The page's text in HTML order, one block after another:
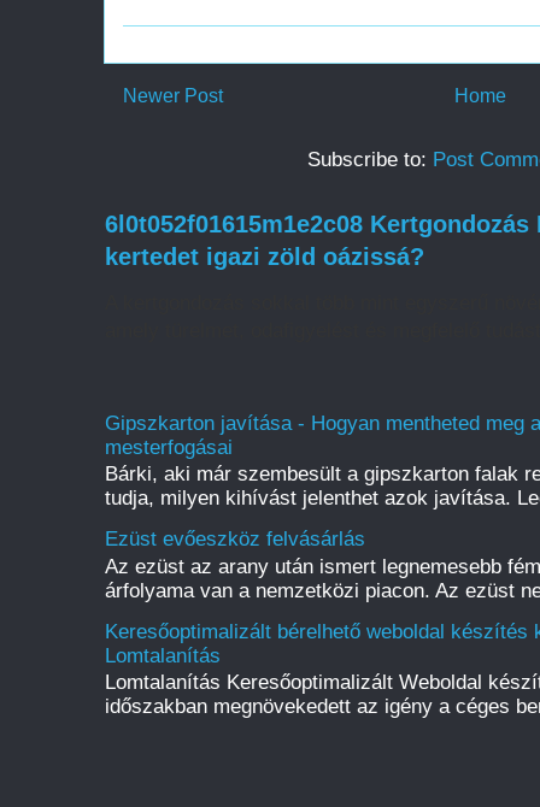
Newer Post Home
Subscribe to: Post
6l0t052f01615m1e2c08
kertedet igazi zöld oázissá?
Gipszkarton javítása - Hogyan mentheted meg
mesterfogásai
Bárki, aki már szembesült a gipszkarton falak
tudja, milyen kihívást jelenthet azok javítása.
Ezüst evőeszköz felvásárlás
Az ezüst az arany után ismert legnemesebb
árfolyama van a nemzetközi piacon. Az ezüst
Keresőoptimalizált bérelhető weboldal készítés
Lomtalanítás
Lomtalanítás Keresőoptimalizált Weboldal
időszakban megnövekedett az igény a céges